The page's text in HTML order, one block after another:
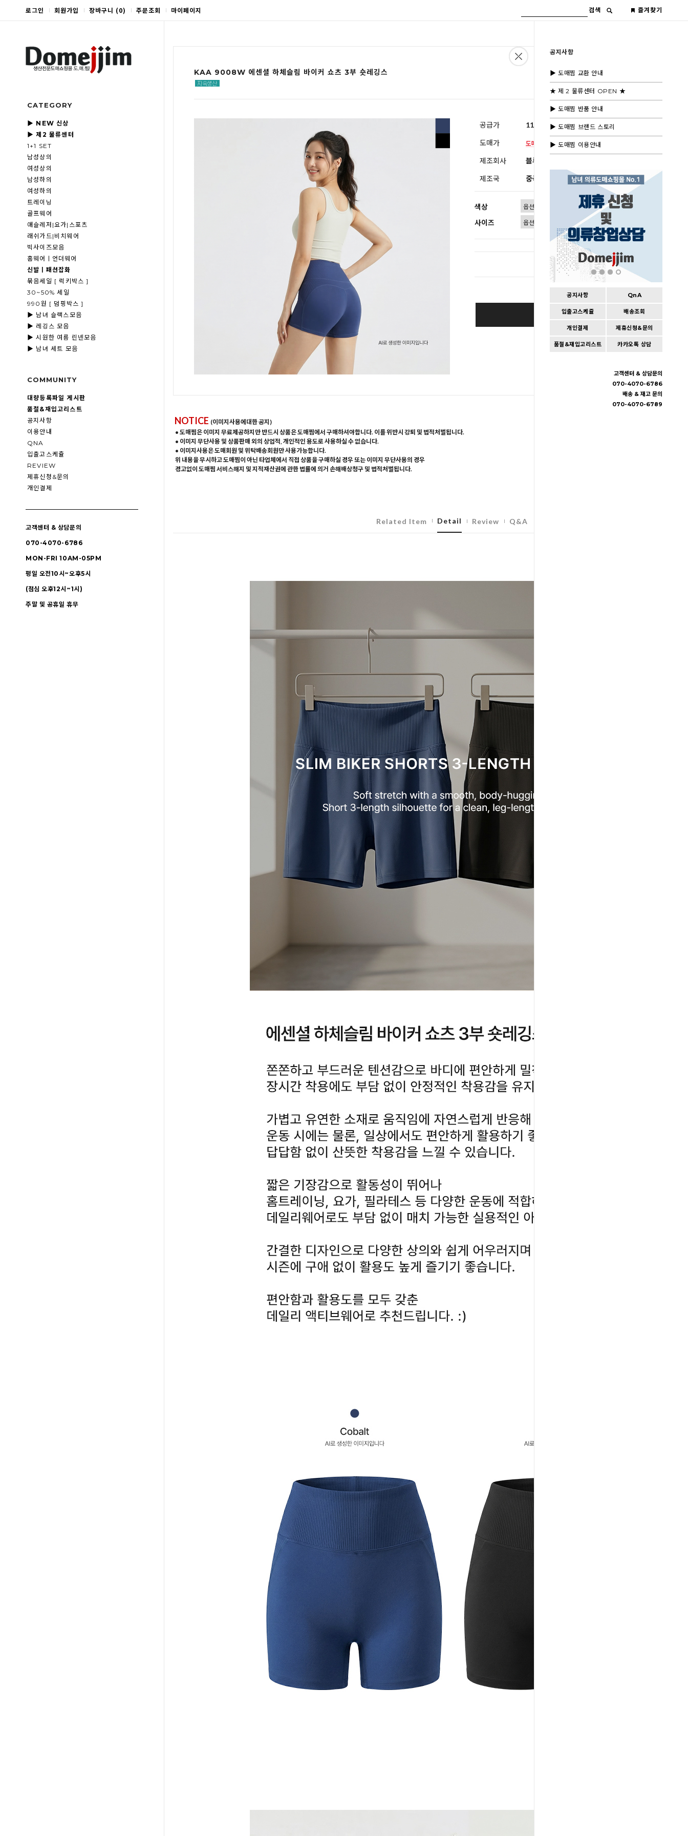
로그인 회원가입 장바구니 (0) 주문조회 마이페이지 검색 즐겨찾기
CATEGORY
▶ NEW 신상
▶ 제2 물류센터
1+1 SET
남성상의
여성상의
남성하의
여성하의
트레이닝
골프웨어
애슬레저|요가|스포츠
래쉬가드|비치웨어
빅사이즈모음
홈웨어ㅣ언더웨어
신발ㅣ패션잡화
묶음세일 [ 럭키박스 ]
30~50% 세일
990원 [ 덤핑박스 ]
▶ 남녀 슬랙스모음
▶ 레깅스 모음
▶ 시원한 여름 린넨모음
▶ 남녀 세트 모음
COMMUNITY
대량등록파일 게시판
품절&재입고리스트
공지사항
이용안내
QNA
입출고스케쥴
REVIEW
제휴신청&문의
개인결제
고객센터 & 상담문의
070-4070-6786
MON-FRI 10AM-05PM
평일 오전10시~오후5시
(점심 오후12시~1시)
주말 및 공휴일 휴무
공지사항
▶ 도매찜 교환 안내
★ 제 2 물류센터 OPEN ★
▶ 도매찜 반품 안내
▶ 도매찜 브랜드 스토리
▶ 도매찜 이용안내
공지사항 QnA
입출고스케쥴 배송조회
개인결제 제휴신청&문의
품절&재입고리스트 카카오톡 상담
고객센터 & 상담문의
070-4070-6786
배송 & 재고 문의
070-4070-6789
KAA 9008W 에센셜 하체슬림 바이커 쇼츠 3부 숏레깅스
공급가 11,600원 (부가세별도)
도매가
제조회사 블루모드수입
제조국 중국
색상
사이즈
BUY IT NOW
Cart | Wishlist
NOTICE (이미지사용에대한 공지)
• 도매찜은 이미지 무료제공하지만 반드시 상품은 도매찜에서 구매하셔야합니다. 이를 위반시 강퇴 및 법적처벌됩니다.
• 이미지 무단사용 및 상품판매 외의 상업적, 개인적인 용도로 사용하실 수 없습니다.
• 이미지사용은 도매회원 및 위탁배송회원만 사용가능합니다.
위 내용을 무시하고 도매찜이 아닌 타업체에서 직접 상품을 구매하실 경우 또는 이미지 무단사용의 경우
경고없이 도매찜 서비스해지 및 지적재산권에 관한 법률에 의거 손해배상청구 및 법적처벌됩니다.
Related Item Detail Review Q&A